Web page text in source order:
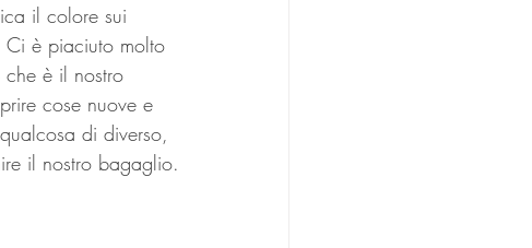
il colore sui
è piaciuto molto
è il nostro
cose nuove e
di diverso,
il nostro bagaglio.